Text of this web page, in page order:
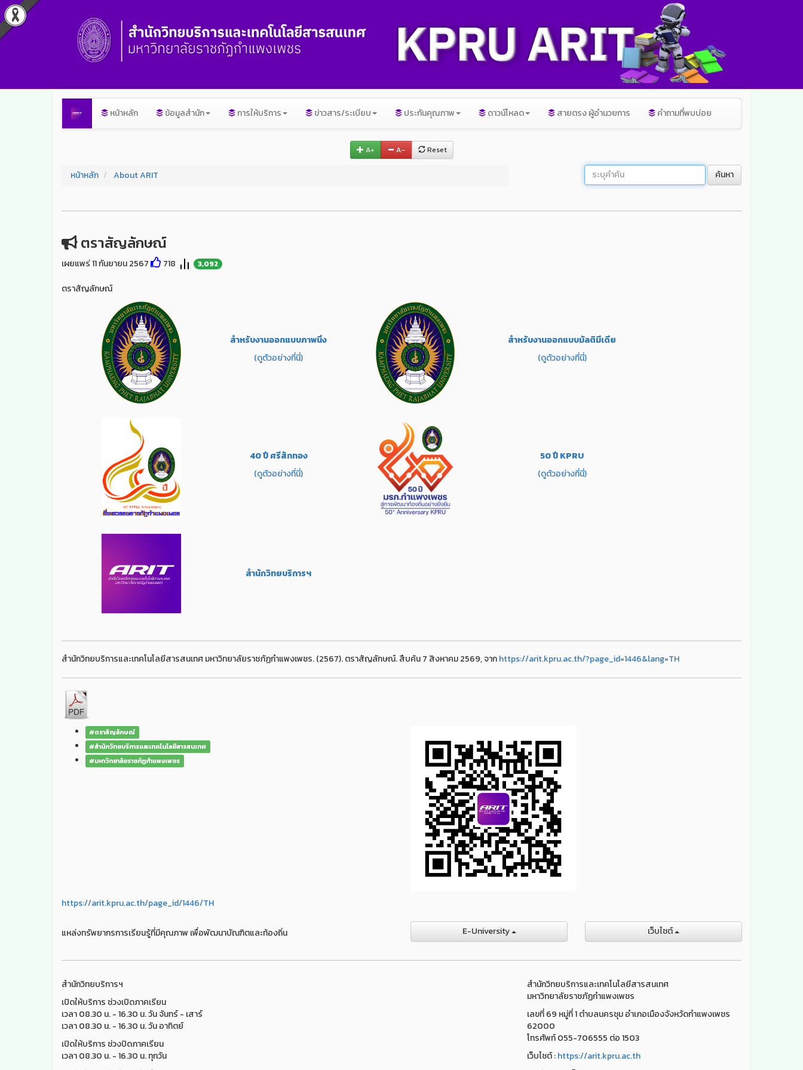
หน้าหลัก ข้อมูลสำนัก การให้บริการ ข่าวสาร/ระเบียบ ประกันคุณภาพ ดาวน์โหลด สายตรง ผู้อำนวยการ คำถามที่พบบ่อย
A+ A– Reset
หน้าหลัก About ARIT ค้นหา
ตราสัญลักษณ์
เผยแพร่ 11 กันยายน 2567 718 3,092
ตราสัญลักษณ์
สำหรับงานออกแบบภาพนิ่ง
(ดูตัวอย่างที่นี่)
สำหรับงานออกแบบมัลติมีเดีย
(ดูตัวอย่างที่นี่)
40 ปี ศรีสักทอง
(ดูตัวอย่างที่นี่)
50 ปี KPRU
(ดูตัวอย่างที่นี่)
สำนักวิทยบริการฯ
สำนักวิทยบริการและเทคโนโลยีสารสนเทศ มหาวิทยาลัยราชภัฏกำแพงเพชร. (2567). ตราสัญลักษณ์. สืบค้น 7 สิงหาคม 2569, จากhttps://arit.kpru.ac.th/?page_id=1446&lang=TH
#ตราสัญลักษณ์
#สำนักวิทยบริการและเทคโนโลยีสารสนเทศ
#มหาวิทยาลัยราชภัฏกำแพงเพชร
https://arit.kpru.ac.th/page_id/1446/TH
แหล่งทรัพยากรการเรียนรู้ที่มีคุณภาพ เพื่อพัฒนาบัณฑิตและท้องถิ่น E-University เว็บไชต์
สำนักวิทยบริการฯ
เปิดให้บริการ ช่วงเปิดภาคเรียน
เวลา 08.30 น. - 16.30 น. วัน จันทร์ - เสาร์
เวลา 08.30 น. - 16.30 น. วัน อาทิตย์
เปิดให้บริการ ช่วงปิดภาคเรียน
เวลา 08.30 น. - 16.30 น. ทุกวัน
สำนักวิทยบริการและเทคโนโลยีสารสนเทศ
มหาวิทยาลัยราชภัฏกำแพงเพชร
เลขที่ 69 หมู่ที่ 1 ตำบลนครชุม อำเภอเมืองจังหวัดกำแพงเพชร
62000
โทรศัพท์ 055-706555 ต่อ 1503
เว็บไชต์ :https://arit.kpru.ac.th